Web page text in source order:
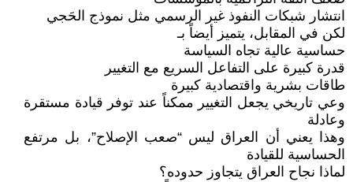
انتشار شبكات النفوذ غير الرسمي مثل نموذج الحَجي
لكن في المقابل، يتميز أيضاً بـ
حساسية عالية تجاه السياسة
قدرة كبيرة على التفاعل السريع مع التغيير
طاقات بشرية واقتصادية كبيرة
وعي تاريخي يجعل التغيير ممكناً عند توفر قيادة مستقرة
وعادلة
وهذا يعني أن العراق ليس “صعب الإصلاح”، بل مرتفع
الحساسية للقيادة
لماذا نجاح العراق يتجاوز حدوده؟